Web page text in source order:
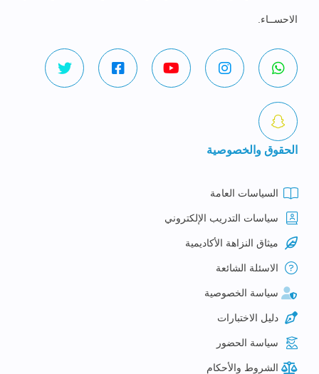
الاحســاء.
الحقوق والخصوصية
السياسات العامة
سياسات التدريب الإلكتروني
ميثاق النزاهة الأكاديمية
الاسئلة الشائعة
سياسة الخصوصية
دليل الاختبارات
سياسة الحضور
الشروط والأحكام